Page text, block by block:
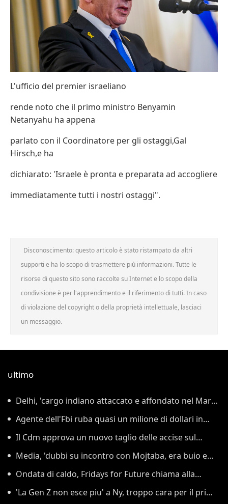
L'ufficio del premier israeliano
rende noto che il primo ministro Benyamin
Netanyahu ha appena
parlato con il Coordinatore per gli ostaggi,Gal
Hirsch,e ha
dichiarato: 'Israele è pronta e preparata ad accogliere
immediatamente tutti i nostri ostaggi".
Disconoscimento: questo articolo è stato ristampato da altri
supporti e ha lo scopo di trasmettere più informazioni. Tutte le
risorse di questo sito sono raccolte su Internet e lo scopo della
condivisione è per l'apprendimento e il riferimento di tutti. In caso
di violazione del copyright o della proprietà intellettuale, lasciaci
un messaggio.
ultimo
Delhi, 'cargo indiano attaccato e affondato nel Mar
Rosso'
Agente dell'Fbi ruba quasi un milione di dollari in
criptovalute
Il Cdm approva un nuovo taglio delle accise sul
gasolio fino al 25 agosto
Media, 'dubbi su incontro con Mojtaba, era buio e
Pezeshkian non potè riconoscerlo'
Ondata di caldo, Fridays for Future chiama alla
protesta a Berlino
'La Gen Z non esce piu' a Ny, troppo cara per il primo